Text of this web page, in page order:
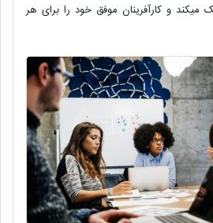
میکند و کارآفرینان موفق خود را برای هر